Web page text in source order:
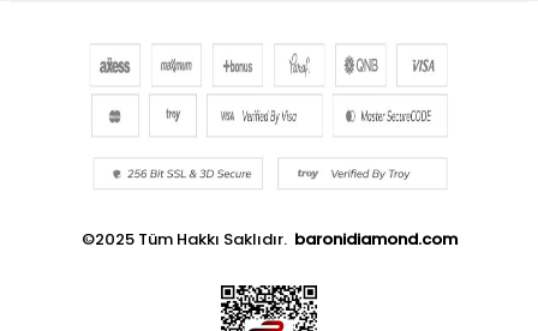
©2025 Tüm Hakkı Saklıdır. baronidiamond.com